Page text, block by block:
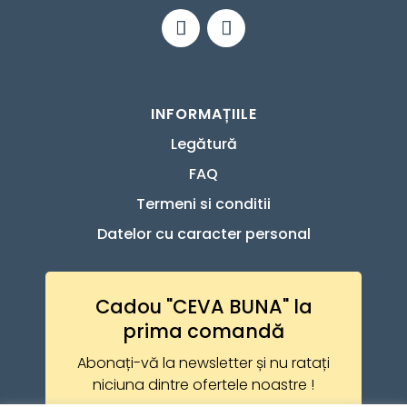
INFORMAȚIILE
Legătură
FAQ
Termeni si conditii
Datelor cu caracter personal
Cadou "CEVA BUNA" la
prima comandă
Abonați-vă la newsletter și nu ratați
niciuna dintre ofertele noastre !